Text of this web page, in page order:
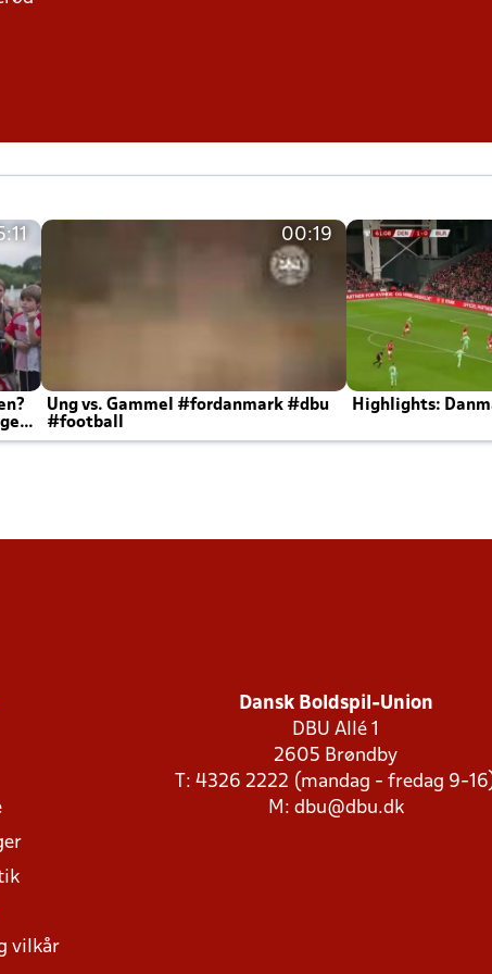
00:19
Ung vs. Gammel #fordanmark #dbu
#football
Highlights:
vilkår
Dansk Boldspil-Union
DBU Allé 1
2605 Brøndby
T: 4326 2222 (mandag - fredag 9-
M: dbu@dbu.dk